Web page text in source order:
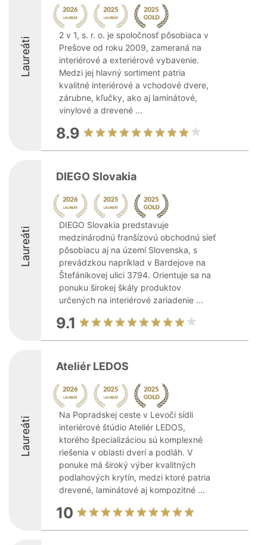
Laureáti
2 v 1, s. r. o. je spoločnosť pôsobiaca v
Prešove od roku 2009, zameraná na
interiérové a exteriérové vybavenie.
Medzi jej hlavný sortiment patria
kvalitné interiérové a vchodové dvere,
zárubne, kľučky, ako aj laminátové,
vinylové a drevené ...
8.9
Laureáti
DIEGO Slovakia
DIEGO Slovakia predstavuje
medzinárodnú franšízovú obchodnú sieť
pôsobiacu aj na území Slovenska, s
prevádzkou napríklad v Bardejove na
Štefánikovej ulici 3794. Orientuje sa na
ponuku širokej škály produktov
určených na interiérové zariadenie ...
9.1
Laureáti
Ateliér LEDOS
Na Popradskej ceste v Levoči sídli
interiérové štúdio Ateliér LEDOS,
ktorého špecializáciou sú komplexné
riešenia v oblasti dverí a podláh. V
ponuke má široký výber kvalitných
podlahových krytín, medzi ktoré patria
drevené, laminátové aj kompozitné ...
10